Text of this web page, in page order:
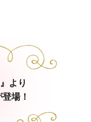
より
場！